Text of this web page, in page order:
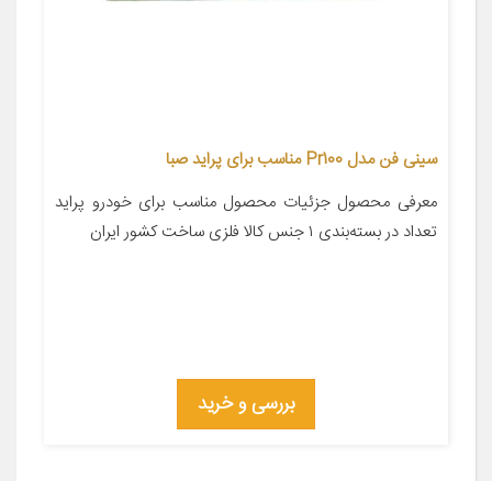
سینی فن مدل Pr100 مناسب برای پراید صبا
معرفی محصول جزئیات محصول مناسب برای خودرو پراید
تعداد در بسته‌بندی ۱ جنس کالا فلزی ساخت کشور ایران
بررسی و خرید